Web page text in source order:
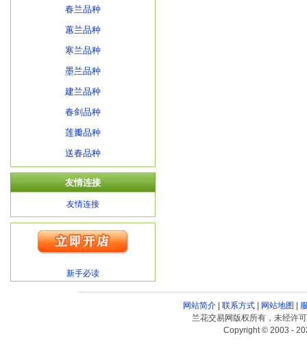
春兰品种
蕙兰品种
寒兰品种
墨兰品种
建兰品种
春剑品种
莲瓣品种
送春品种
友情连接
友情连接
新手必读
网站简介| 联系方式| 网站地图 |
兰花交易网版权所有，未经许
Copyright © 2003 -